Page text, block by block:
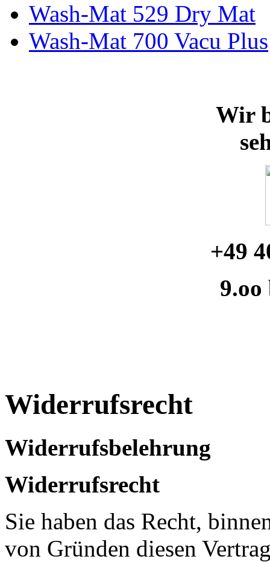
Wash-Mat 529 Dry Mat
Wash-Mat 700 Vacu Plus
Wir
+49
9.oo
Widerrufsrecht
Widerrufsbelehrung
Widerrufsrecht
Sie haben das Recht,
von Gründen diesen